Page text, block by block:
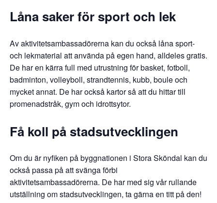
Låna saker för sport och lek
Av aktivitetsambassadörerna kan du också låna sport-
och lekmaterial att använda på egen hand, alldeles gratis.
De har en kärra full med utrustning för basket, fotboll,
badminton, volleyboll, strandtennis, kubb, boule och
mycket annat. De har också kartor så att du hittar till
promenadstråk, gym och idrottsytor.
Få koll på stadsutvecklingen
Om du är nyfiken på byggnationen i Stora Sköndal kan du
också passa på att svänga förbi
aktivitetsambassadörerna. De har med sig vår rullande
utställning om stadsutvecklingen, ta gärna en titt på den!